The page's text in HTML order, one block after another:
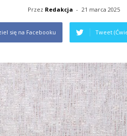
Przez Redakcja - 21 marca 2025
się na Facebooku Tweet